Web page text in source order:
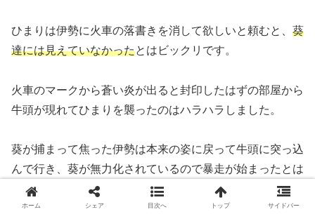
ひまりは伊勢に火車の落書きを消して欲しいと頼むと、 葵
達には見えていなかったとはビックリです。
火車のマークから蒼い炎が出ると封印したはずの部屋から
牛頭が現れてひまりを襲ったのはハラハラしました。
葵が捕まって焦った伊勢は本来の姿に戻って牛頭に突っ込
んで行き、葵が無力化されているので暴走が始まったとは
ハラハラしました。
ホーム シェア 目次へ トップ サイドバー